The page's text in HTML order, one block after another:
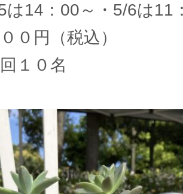
は14：00～・5/6は11
０円（税込）
１０名